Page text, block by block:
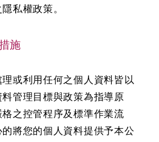
私權政策。
施
或利用任何之個人資料皆以
管理目標與政策為指導原
之控管程序及標準作業流
將您的個人資料提供予本公